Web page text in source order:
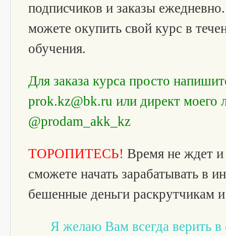
подписчиков и заказы
можете окупить свой курс в
обучения.
Для заказа курса просто
prok.kz@bk.ru или директ моего
@prodam_akk_kz
ТОРОПИТЕСЬ! Время не ждет
сможете начать зарабатывать в
бешенные деньги раскрутчикам
Я желаю Вам всегда верить в